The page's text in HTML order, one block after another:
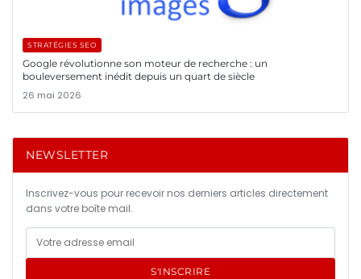
STRATÉGIES SEO
Google révolutionne son moteur de recherche : un
bouleversement inédit depuis un quart de siècle
26 mai 2026
NEWSLETTER
Inscrivez-vous pour recevoir nos derniers articles directement
dans votre boîte mail.
S'INSCRIRE